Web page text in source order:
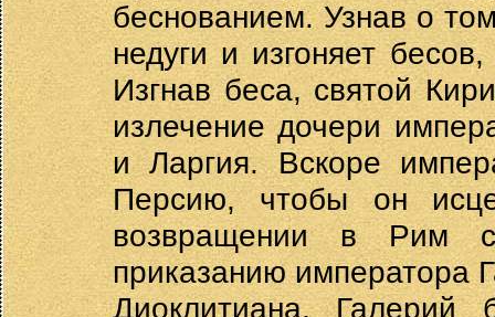
беснованием. Узнав о
недуги и изгоняет
Изгнав беса, святой
излечение дочери
и Ларгия. Вскоре
Персию, чтобы он
возвращении в Рим
приказанию императора
Диоклитиана.